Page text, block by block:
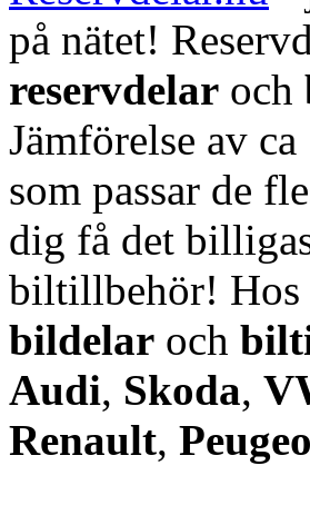
på nätet!
reservdelar och
Jämförelse av
som passar de
dig få det
biltillbehör! Hos
bildelar och
Audi, Skoda,
Renault,